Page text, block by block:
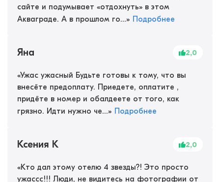
сайте и подумывает «отдохнуть» в этом
Акваграде. А в прошлом го...» Подробнее
Яна 2,0
«Ужас ужасный Будьте готовы к тому, что вы
внесёте предоплату. Приедете, оплатите ,
придёте в номер и обалдеете от того, как
грязно. Идти нужно че...» Подробнее
Ксения К 2,0
«Кто дал этому отелю 4 звезды?! Это просто
ужассс!!! Люди, не видитесь на фотографии от